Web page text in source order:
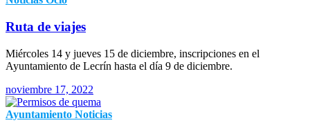
Ruta de viajes
Miércoles 14 y jueves 15 de diciembre, inscripciones en el
Ayuntamiento de Lecrín hasta el día 9 de diciembre.
noviembre 17, 2022
Ayuntamiento Noticias